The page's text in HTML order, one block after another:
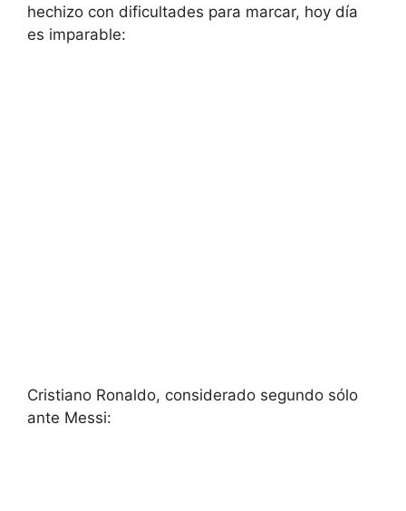
hechizo con dificultades para marcar, hoy día
es imparable:
Cristiano Ronaldo, considerado segundo sólo
ante Messi: